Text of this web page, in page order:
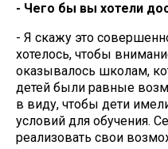
- Чего бы вы хотели
- Я скажу это
хотелось, чтобы
оказывалось школам,
детей были равные
в виду, чтобы дети
условий для обучения.
реализовать свои